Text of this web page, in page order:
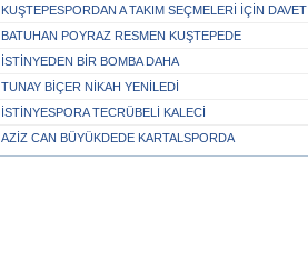
KUŞTEPESPORDAN A TAKIM SEÇMELERİ İÇİN DAVET
BATUHAN POYRAZ RESMEN KUŞTEPEDE
İSTİNYEDEN BİR BOMBA DAHA
TUNAY BİÇER NİKAH YENİLEDİ
İSTİNYESPORA TECRÜBELİ KALECİ
AZİZ CAN BÜYÜKDEDE KARTALSPORDA